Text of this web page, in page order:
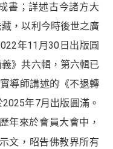
書；詳述古今諸方大
，以利今時後世之廣
年11月30日出版圓
》共六輯，第六輯已
導師講述的《不退轉
年7月出版圓滿。
年來於會員大會中，
文，昭告佛教界所有